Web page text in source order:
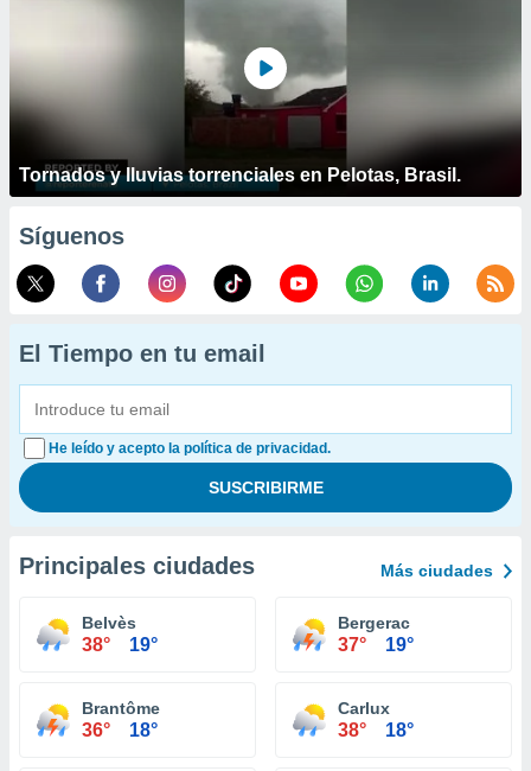
Tornados y lluvias torrenciales en Pelotas, Brasil.
Síguenos
El Tiempo en tu email
He leído y acepto la política de privacidad.
Principales ciudades Más ciudades
Belvès
38° 19°
Bergerac
37° 19°
Brantôme
36° 18°
Carlux
38° 18°